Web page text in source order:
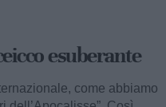
esuberante
come abbiamo